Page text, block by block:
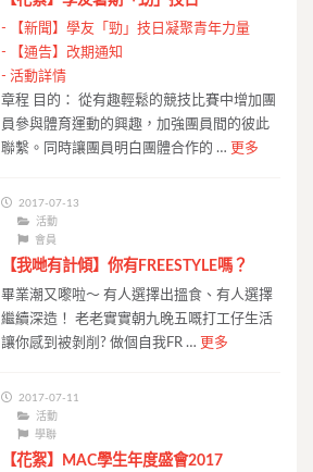
-
【新聞】學友「勁」技日凝聚青年力量
-
【通告】改期通知
- 活動詳情
章程 目的： 從有趣輕鬆的競技比賽中增加團
員參與體育運動的興趣，加強團員間的彼此
聯繫。同時讓團員明白團體合作的 … 更多
2017-07-13
活動
會員
【我哋有計傾】你有FREESTYLE嗎？
畢業潮又嚟啦～ 有人選擇出搵食、有人選擇
繼續深造！ 老老實實朝九晚五嘅打工仔生活
讓你感到被剝削? 做個自我FR … 更多
2017-07-11
活動
學聯
【花絮】MAC學生年度盛會2017